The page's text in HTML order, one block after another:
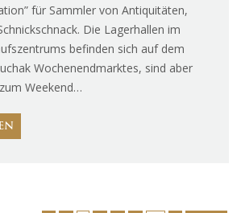
für Sammler von Antiquitäten,
Die Lagerhallen im
befinden sich auf dem
Wochenendmarktes, sind aber
Weekend…